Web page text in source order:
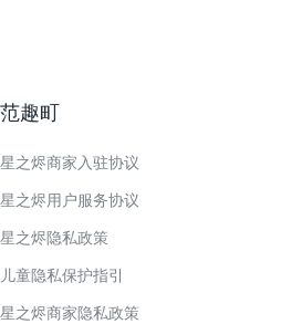
范趣町
星之烬商家入驻协议
星之烬用户服务协议
星之烬隐私政策
儿童隐私保护指引
星之烬商家隐私政策